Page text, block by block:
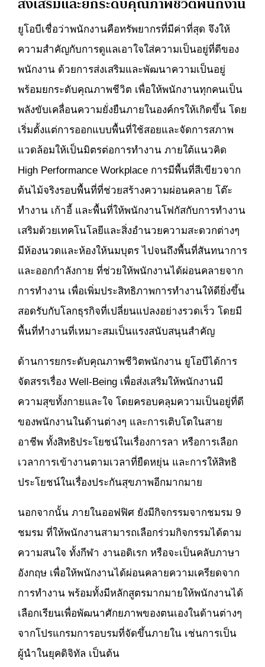
ยูโอบีเชื่อว่าพนักงานคือทรัพยากรที่มีค่าที่สุด จึงให้
ความสำคัญกับการดูแลเอาใจใส่ความเป็นอยู่ที่ดีของ
พนักงาน ด้วยการส่งเสริมและพัฒนาความเป็นอยู่
พร้อมยกระดับคุณภาพชีวิต เพื่อให้พนักงานทุกคนเป็น
พลังขับเคลื่อนความยั่งยืนภายในองค์กรให้เกิดขึ้น โดย
เริ่มตั้งแต่การออกแบบพื้นที่ใช้สอยและจัดการสภาพ
แวดล้อมให้เป็นมิตรต่อการทำงาน ภายใต้แนวคิด
High Performance Workplace การมีพื้นที่สีเขียวจาก
ต้นไม้จริงรอบพื้นที่ที่ช่วยสร้างความผ่อนคลาย โต๊ะ
ทำงาน เก้าอี้ และพื้นที่ให้พนักงานโฟกัสกับการทำงาน
เสริมด้วยเทคโนโลยีและสิ่งอำนวยความสะดวกต่างๆ
มีห้องนวดและห้องให้นมบุตร ไปจนถึงพื้นที่สันทนาการ
และออกกำลังกาย ที่ช่วยให้พนักงานได้ผ่อนคลายจาก
การทำงาน เพื่อเพิ่มประสิทธิภาพการทำงานให้ดียิ่งขึ้น
สอดรับกับโลกธุรกิจที่เปลี่ยนแปลงอย่างรวดเร็ว โดยมี
พื้นที่ทำงานที่เหมาะสมเป็นแรงสนับสนุนสำคัญ
ด้านการยกระดับคุณภาพชีวิตพนักงาน ยูโอบีได้การ
จัดสรรเรื่อง Well-Being เพื่อส่งเสริมให้พนักงานมี
ความสุขทั้งกายและใจ โดยครอบคลุมความเป็นอยู่ที่ดี
ของพนักงานในด้านต่างๆ และการเติบโตในสาย
อาชีพ ทั้งสิทธิประโยชน์ในเรื่องการลา หรือการเลือก
เวลาการเข้างานตามเวลาที่ยืดหยุ่น และการให้สิทธิ
ประโยชน์ในเรื่องประกันสุขภาพอีกมากมาย
นอกจากนั้น ภายในออฟฟิศ ยังมีกิจกรรมจากชมรม 9
ชมรม ที่ให้พนักงานสามารถเลือกร่วมกิจกรรมได้ตาม
ความสนใจ ทั้งกีฬา งานอดิเรก หรือจะเป็นคลับภาษา
อังกฤษ เพื่อให้พนักงานได้ผ่อนคลายความเครียดจาก
การทำงาน พร้อมทั้งมีหลักสูตรมากมายให้พนักงานได้
เลือกเรียนเพื่อพัฒนาศักยภาพของตนเองในด้านต่างๆ
จากโปรแกรมการอบรมที่จัดขึ้นภายใน เช่นการเป็น
ผู้นำในยุคดิจิทัล เป็นต้น